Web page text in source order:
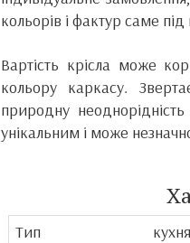
кольорів і фактур саме
Вартість крісла може
кольору каркасу.
природну
унікальним і може
Тип